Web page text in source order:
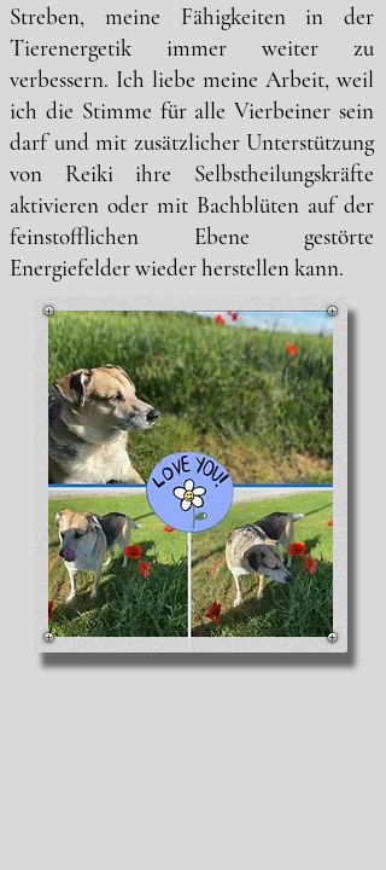
Streben, meine Fähigkeiten in der
Tierenergetik immer weiter zu
verbessern. Ich liebe meine Arbeit, weil
ich die Stimme für alle Vierbeiner sein
darf und mit zusätzlicher Unterstützung
von Reiki ihre Selbstheilungskräfte
aktivieren oder mit Bachblüten auf der
feinstofflichen Ebene gestörte
Energiefelder wieder herstellen kann.